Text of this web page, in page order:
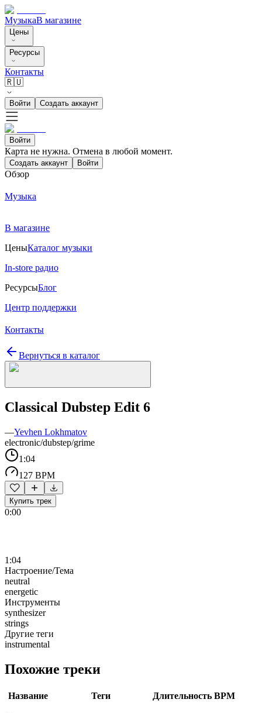
МузыкаВ магазине
Цены
Ресурсы
Контакты
🇷🇺
Войти Создать аккаунт
Войти
Карта не нужна. Отмена в любой момент.
Создать аккаунт Войти
Обзор
Музыка
В магазине
ЦеныКаталог музыки
In-store радио
РесурсыБлог
Центр поддержки
Контакты
Вернуться в каталог
Classical Dubstep Edit 6
—Yevhen Lokhmatov
electronic/dubstep/grime
1:04
127 BPM
Купить трек
0:00
1:04
Настроение/Тема
neutral
energetic
Инструменты
synthesizer
strings
Другие теги
instrumental
Похожие треки
Название Теги Длительность BPM